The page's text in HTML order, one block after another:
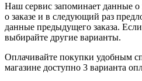
Наш сервис запоминает данные
о заказе и в следующий раз
данные предыдущего заказа.
выбирайте другие варианты.
Оплачивайте покупки удобным
магазине доступно 3 варианта